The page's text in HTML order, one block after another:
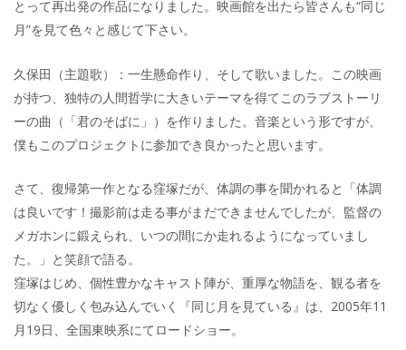
とって再出発の作品になりました。映画館を出たら皆さんも“同じ
月”を見て色々と感じて下さい。
久保田（主題歌）：一生懸命作り、そして歌いました。この映画
が持つ、独特の人間哲学に大きいテーマを得てこのラブストーリ
ーの曲（「君のそばに」）を作りました。音楽という形ですが、
僕もこのプロジェクトに参加でき良かったと思います。
さて、復帰第一作となる窪塚だが、体調の事を聞かれると「体調
は良いです！撮影前は走る事がまだできませんでしたが、監督の
メガホンに鍛えられ、いつの間にか走れるようになっていまし
た。」と笑顔で語る。
窪塚はじめ、個性豊かなキャスト陣が、重厚な物語を、観る者を
切なく優しく包み込んでいく『同じ月を見ている』は、2005年11
月19日、全国東映系にてロードショー。